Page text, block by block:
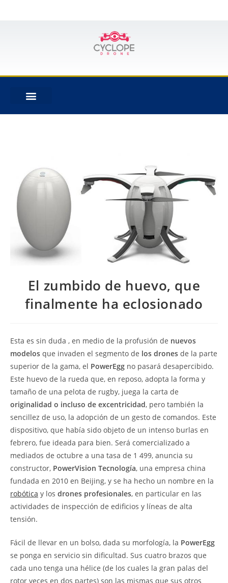
El zumbido de huevo, que
finalmente ha eclosionado
Esta es sin duda , en medio de la profusión de nuevos
modelos que invaden el segmento de los drones de la parte
superior de la gama, el PowerEgg no pasará desapercibido.
Este huevo de la rueda que, en reposo, adopta la forma y
tamaño de una pelota de rugby, juega la carta de
originalidad o incluso de excentricidad, pero también la
sencillez de uso, la adopción de un gesto de comandos. Este
dispositivo, que había sido objeto de un intenso burlas en
febrero, fue ideada para bien. Será comercializado a
mediados de octubre a una tasa de 1 499, anuncia su
constructor, PowerVision Tecnología, una empresa china
fundada en 2010 en Beijing, y se ha hecho un nombre en la
robótica y los drones profesionales, en particular en las
actividades de inspección de edificios y líneas de alta
tensión.
Fácil de llevar en un bolso, dada su morfología, la PowerEgg
se ponga en servicio sin dificultad. Sus cuatro brazos que
cada uno tenga una hélice (de los cuales la gran palas del
rotor veces en dos partes) son las mismas que sus otros